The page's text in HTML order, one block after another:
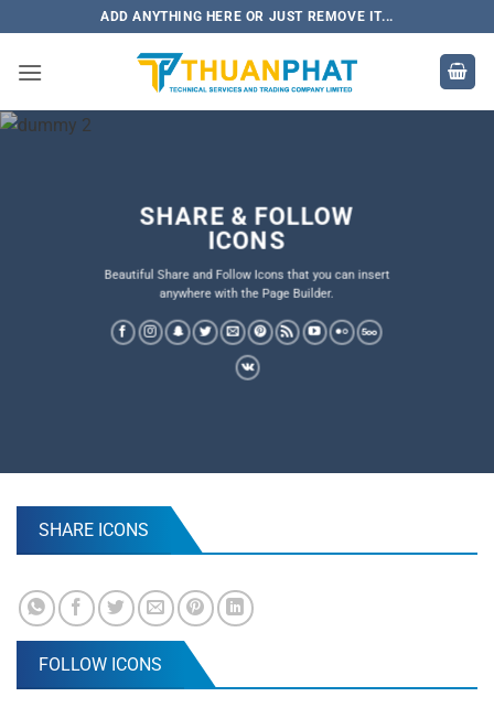
qua
nội
ADD ANYTHING HERE OR JUST REMOVE IT...
SHARE & FOLLOW
ICONS
Beautiful Share and Follow Icons that you can insert
anywhere with the Page Builder.
SHARE ICONS
FOLLOW ICONS